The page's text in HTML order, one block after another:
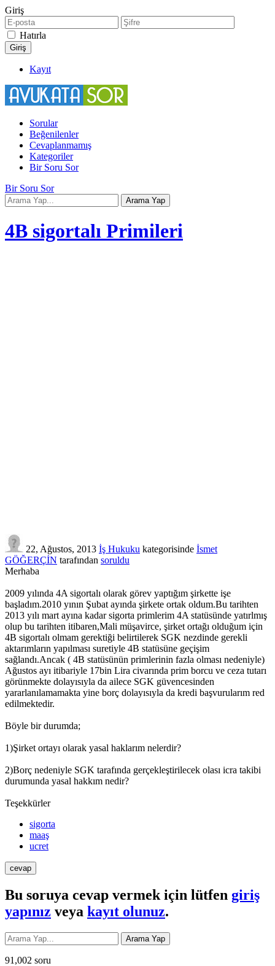
Giriş
Hatırla
Kayıt
Sorular
Beğenilenler
Cevaplanmamış
Kategoriler
Bir Soru Sor
Bir Soru Sor
4B sigortalı Primileri
22, Ağustos, 2013 İş Hukuku kategorisinde İsmet
GÖĞERÇİN tarafından soruldu
Merhaba
2009 yılında 4A sigortalı olarak görev yaptığım şirkette işe
başladım.2010 yının Şubat ayında şirkete ortak oldum.Bu tarihten
2013 yılı mart ayına kadar sigorta primlerim 4A statüsünde yatırlmış
olup bu tarihten itibaren,Mali müşavirce, şirket ortağı olduğum için
4B sigortalı olmam gerektiği belirtilerek SGK nezdinde gerekli
aktarımların yapılması suretiyle 4B statüsüne geçişim
sağlandı.Ancak ( 4B statüsünün primlerinin fazla olması nedeniyle)
Ağustos ayı itibariyle 17bin Lira civarında prim borcu ve ceza tutarı
görünmekte dolayısıyla da ailece SGK güvencesinden
yararlanılamamakta yine borç dolayısıyla da kredi başvurularım red
edilmektedir.
Böyle bir durumda;
1)Şirket ortayı olarak yasal haklarım nelerdir?
2)Borç nedeniyle SGK tarafında gerçekleştirilecek olası icra takibi
durumunda yasal hakkım nedir?
Teşekkürler
sigorta
maaş
ucret
Bu soruya cevap vermek için lütfen giriş
yapınız veya kayıt olunuz.
91,002 soru